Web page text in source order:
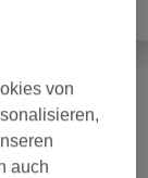
ab 5 €
ab 15 €
von
auch